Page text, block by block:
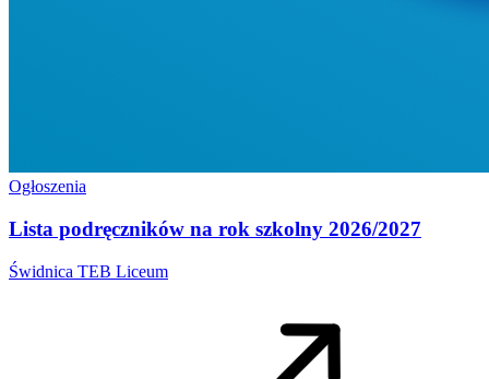
Ogłoszenia
Lista podręczników na rok szkolny 2026/2027
Świdnica TEB Liceum